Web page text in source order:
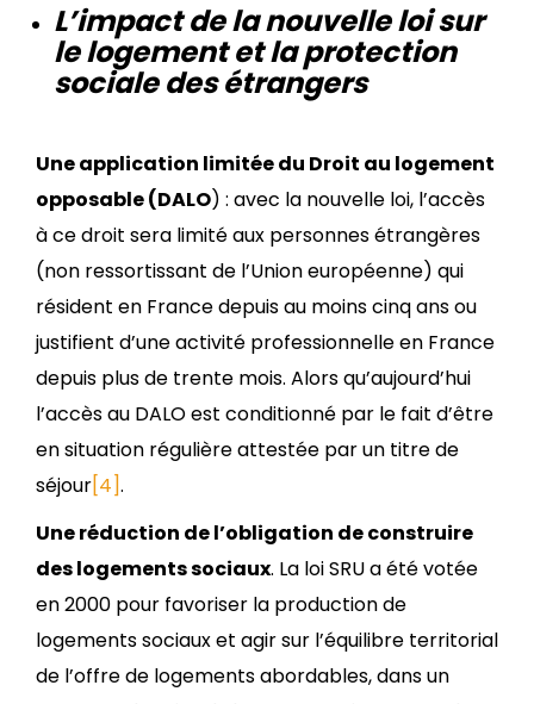
L’impact de la nouvelle loi sur
le logement et la protection
sociale des étrangers
Une application limitée du Droit au logement
opposable (DALO) : avec la nouvelle loi, l’accès
à ce droit sera limité aux personnes étrangères
(non ressortissant de l’Union européenne) qui
résident en France depuis au moins cinq ans ou
justifient d’une activité professionnelle en France
depuis plus de trente mois. Alors qu’aujourd’hui
l’accès au DALO est conditionné par le fait d’être
en situation régulière attestée par un titre de
séjour[4].
Une réduction de l’obligation de construire
des logements sociaux. La loi SRU a été votée
en 2000 pour favoriser la production de
logements sociaux et agir sur l’équilibre territorial
de l’offre de logements abordables, dans un